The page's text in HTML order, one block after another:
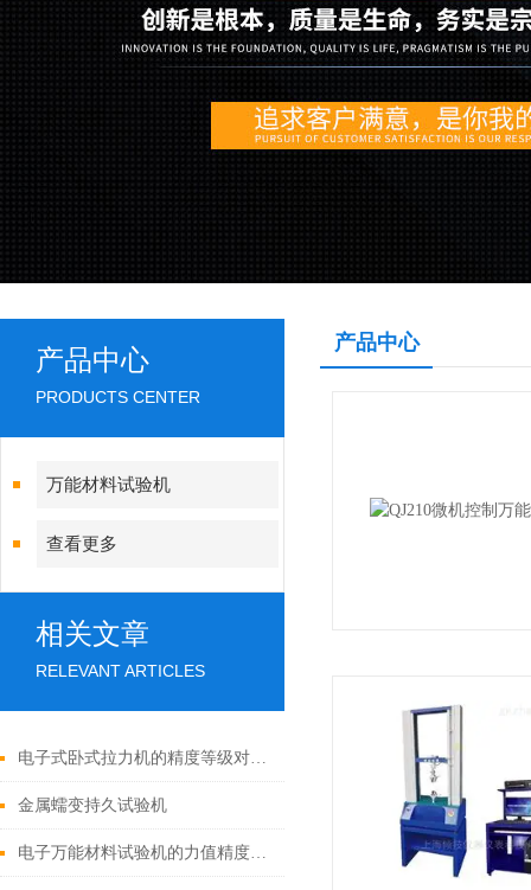
产品中心
PRODUCTS CENTER
万能材料试验机
查看更多
相关文章
RELEVANT ARTICLES
电子式卧式拉力机的精度等级对测试结果有何影响？
金属蠕变持久试验机
电子万能材料试验机的力值精度对测试结果有何影响？
产品中心